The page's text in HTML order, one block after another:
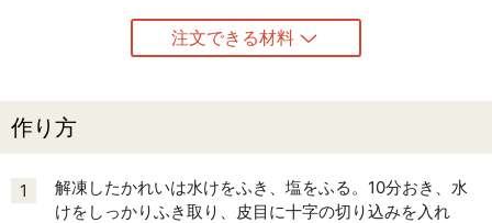
注文できる材料
作り方
1
解凍したかれいは水けをふき、塩をふる。10分おき、水
けをしっかりふき取り、皮目に十字の切り込みを入れ